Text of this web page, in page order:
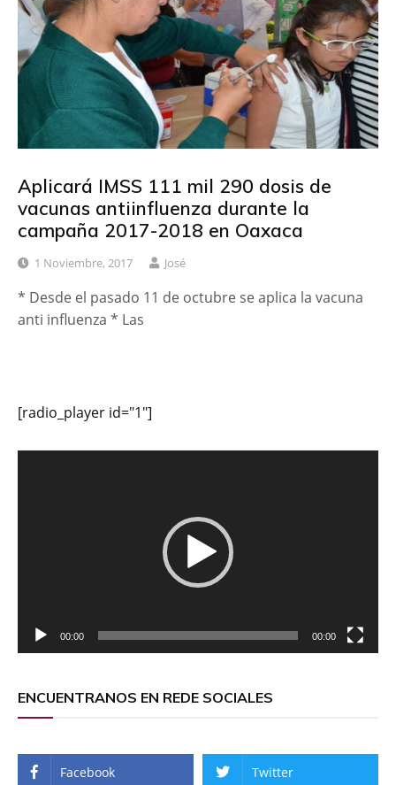
Aplicará IMSS 111 mil 290 dosis de
vacunas antiinfluenza durante la
campaña 2017-2018 en Oaxaca
1 Noviembre, 2017 José
* Desde el pasado 11 de octubre se aplica la vacuna
anti influenza * Las
[radio_player id="1"]
00:00 00:00
ENCUENTRANOS EN REDE SOCIALES
Facebook Twitter